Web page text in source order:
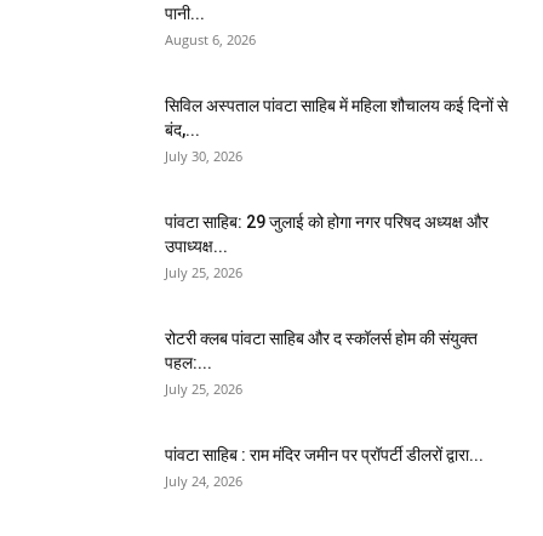
पानी...
August 6, 2026
सिविल अस्पताल पांवटा साहिब में महिला शौचालय कई दिनों से
बंद,...
July 30, 2026
पांवटा साहिब: 29 जुलाई को होगा नगर परिषद अध्यक्ष और
उपाध्यक्ष...
July 25, 2026
​रोटरी क्लब पांवटा साहिब और द स्कॉलर्स होम की संयुक्त
पहल:...
July 25, 2026
पांवटा साहिब : राम मंदिर जमीन पर प्रॉपर्टी डीलरों द्वारा...
July 24, 2026